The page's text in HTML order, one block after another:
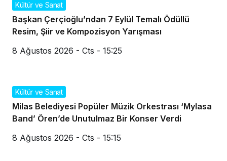
Kültür ve Sanat
Başkan Çerçioğlu’ndan 7 Eylül Temalı Ödüllü
Resim, Şiir ve Kompozisyon Yarışması
8 Ağustos 2026 - Cts - 15:25
Kültür ve Sanat
Milas Belediyesi Popüler Müzik Orkestrası ‘Mylasa
Band’ Ören’de Unutulmaz Bir Konser Verdi
8 Ağustos 2026 - Cts - 15:15